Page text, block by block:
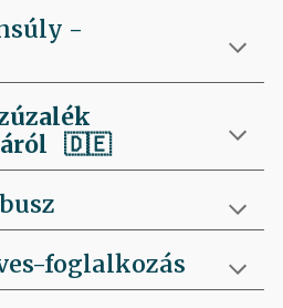
-
🇩🇪
foglalkozás